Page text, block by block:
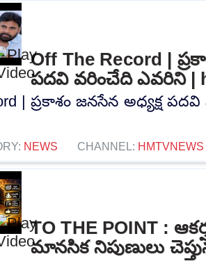
Off The Record |
పదవి వరించేది ఎవరిని |
| ప్రకాశం జనసేన అధ్యక్ష
NEWS CHANNEL: HMTVNEWS
TO THE POINT :
మానసిక నిపుణులు